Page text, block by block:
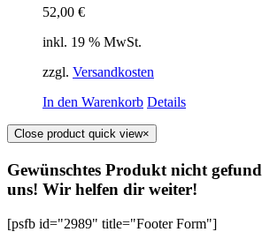
52,00 €
inkl. 19 % MwSt.
zzgl. Versandkosten
In den Warenkorb Details
Close product quick view×
Gewünschtes Produkt nicht
uns! Wir helfen dir weiter!
[psfb id="2989" title="Footer Form"]